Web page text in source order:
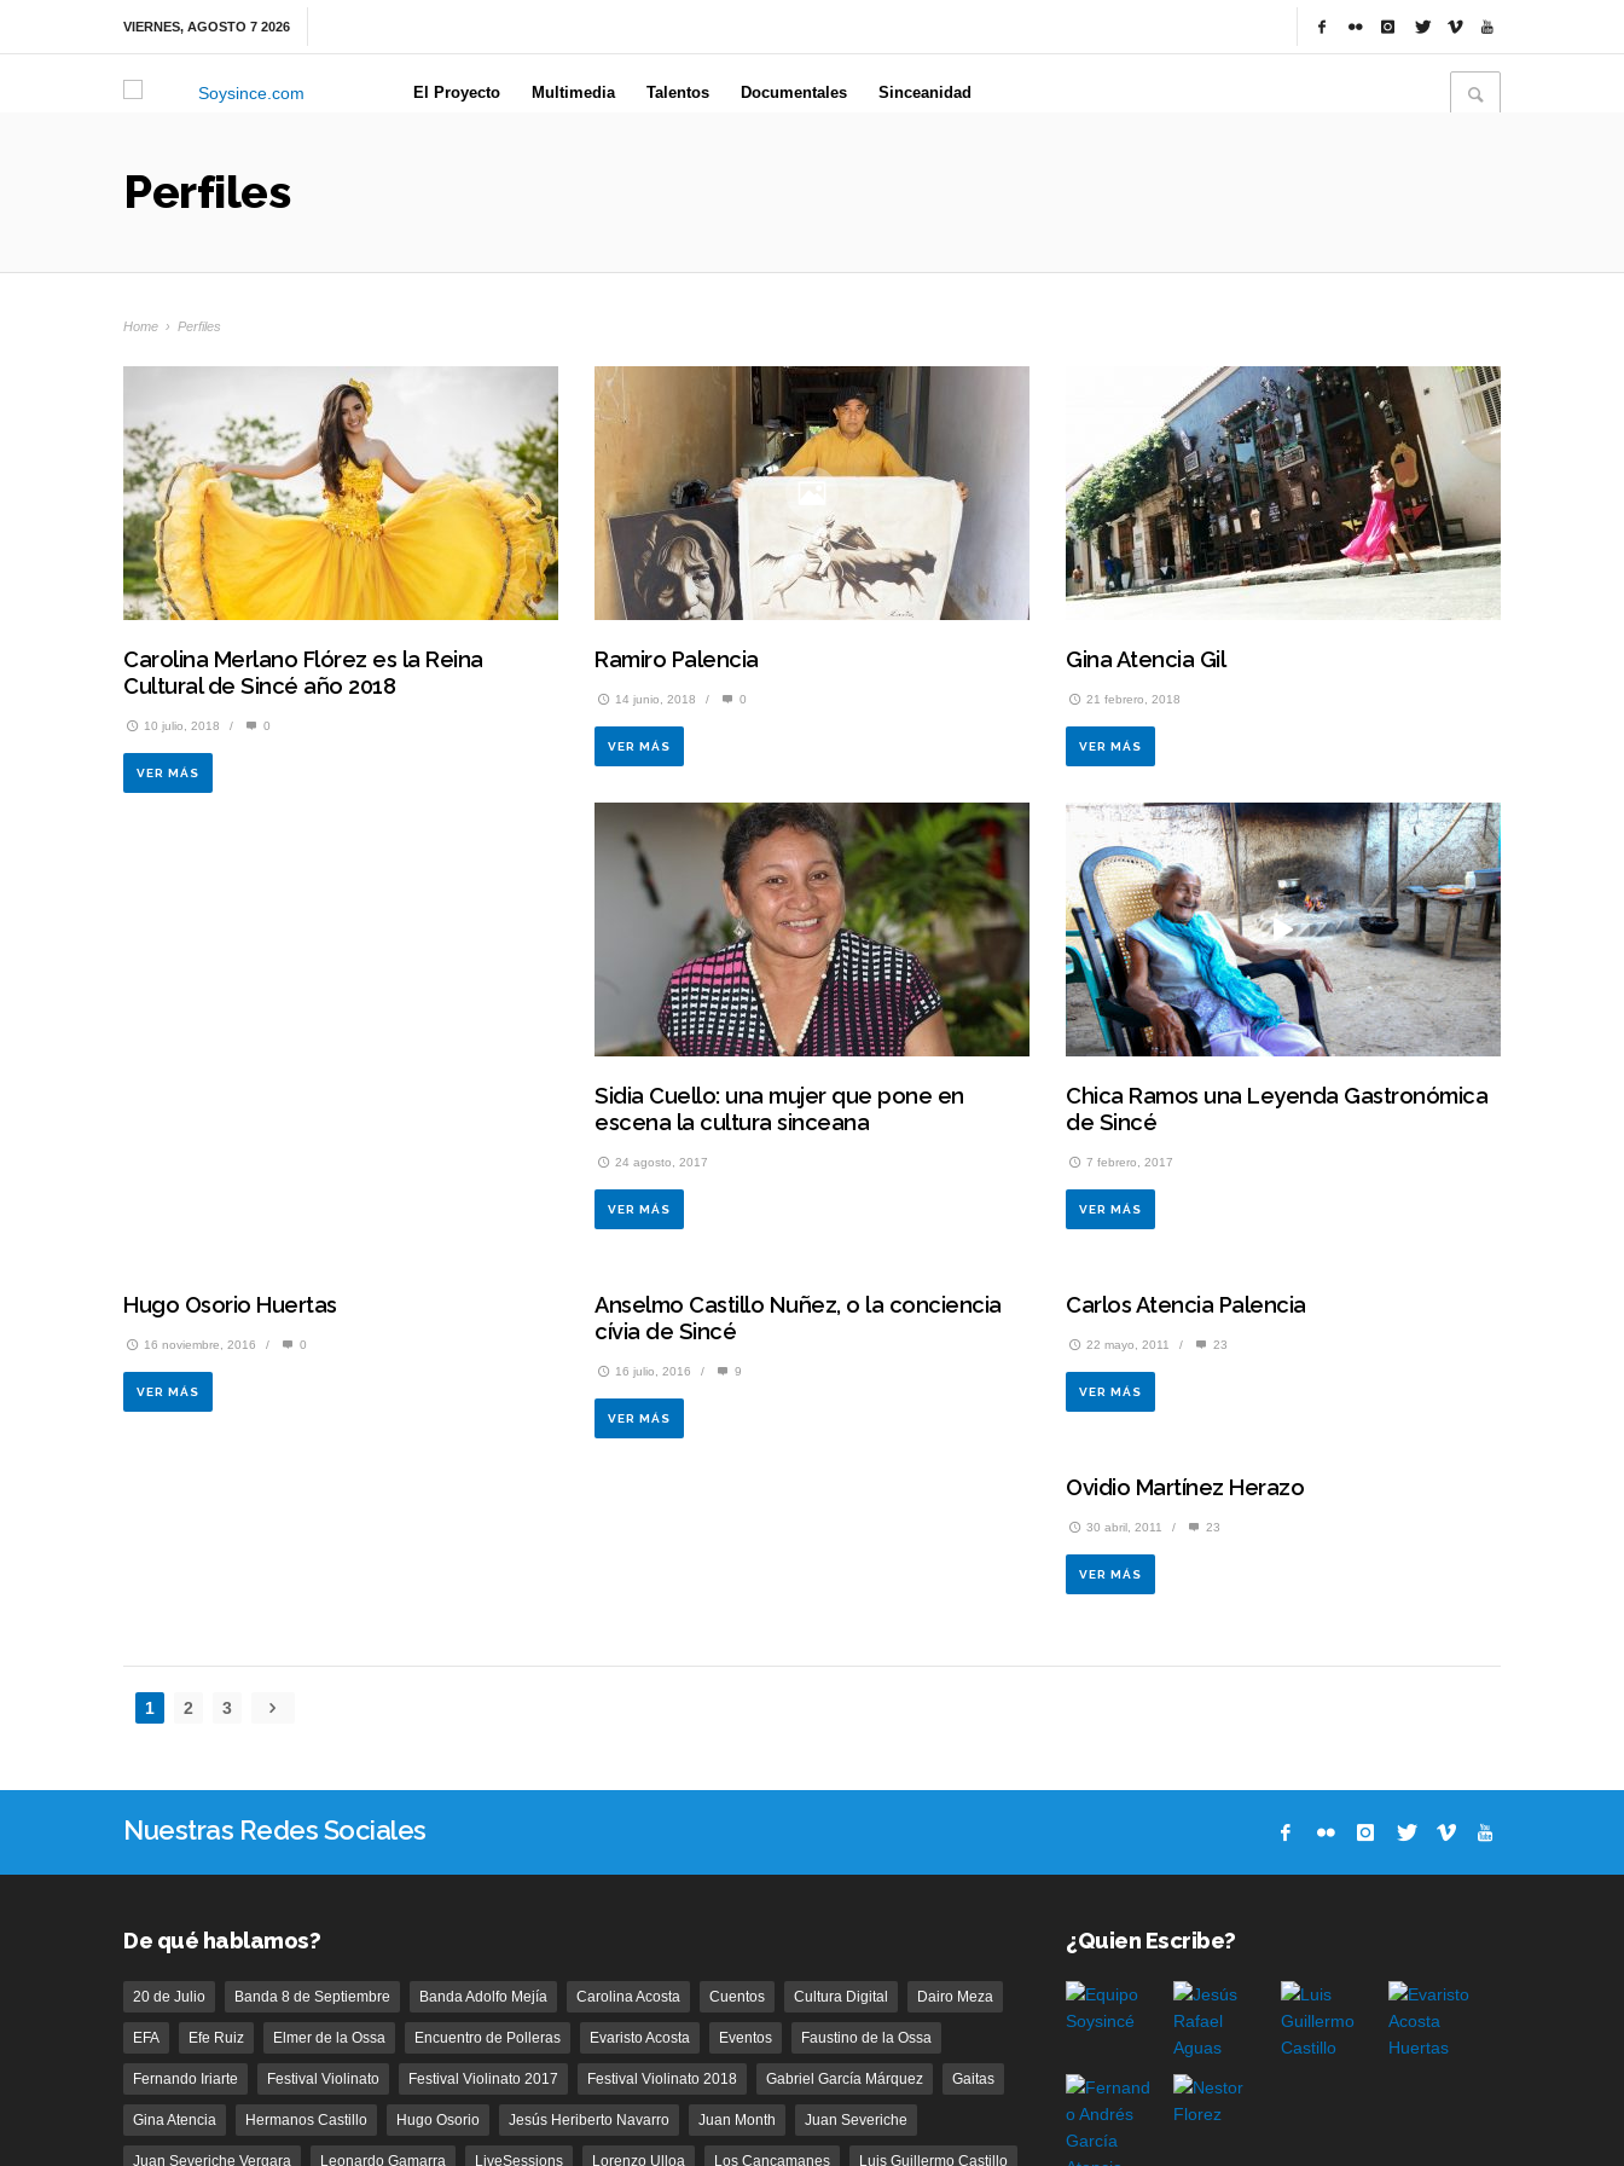
VIERNES, AGOSTO 7 2026
El Proyecto Multimedia Talentos Documentales Sinceanidad
Perfiles
Home › Perfiles
Carolina Merlano Flórez es la Reina
Cultural de Sincé año 2018
10 julio, 2018 / 0
VER MÁS
Ramiro Palencia
14 junio, 2018 / 0
VER MÁS
Gina Atencia Gil
21 febrero, 2018
VER MÁS
Sidia Cuello: una mujer que pone en
escena la cultura sinceana
24 agosto, 2017
VER MÁS
Chica Ramos una Leyenda Gastronómica
de Sincé
7 febrero, 2017
VER MÁS
Hugo Osorio Huertas
16 noviembre, 2016 / 0
VER MÁS
Anselmo Castillo Nuñez, o la conciencia
cívia de Sincé
16 julio, 2016 / 9
VER MÁS
Carlos Atencia Palencia
22 mayo, 2011 / 23
VER MÁS
Ovidio Martínez Herazo
30 abril, 2011 / 23
VER MÁS
1 2 3
Nuestras Redes Sociales
De qué hablamos?
20 de Julio Banda 8 de Septiembre Banda Adolfo Mejía Carolina Acosta Cuentos Cultura Digital Dairo Meza
EFA Efe Ruiz Elmer de la Ossa Encuentro de Polleras Evaristo Acosta Eventos Faustino de la Ossa
Fernando Iriarte Festival Violinato Festival Violinato 2017 Festival Violinato 2018 Gabriel García Márquez Gaitas
Gina Atencia Hermanos Castillo Hugo Osorio Jesús Heriberto Navarro Juan Month Juan Severiche
Juan Severiche Vergara Leonardo Gamarra LiveSessions Lorenzo Ulloa Los Cancamanes Luis Guillermo Castillo
¿Quien Escribe?